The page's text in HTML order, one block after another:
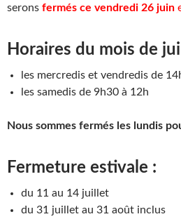
serons fermés ce vendredi 26 juin
Horaires du mois de
les mercredis et vendredis de
les samedis de 9h30 à 12h
Nous sommes fermés les lundis
Fermeture estivale :
du 11 au 14 juillet
du 31 juillet au 31 août inclus